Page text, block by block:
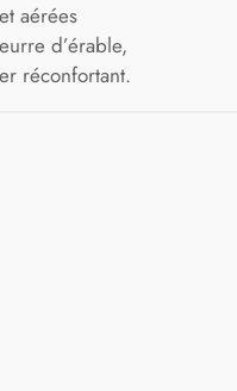
aérées
d’érable,
réconfortant.